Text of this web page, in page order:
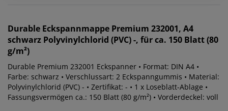
Durable Eckspannmappe Premium 232001, A4
schwarz Polyvinylchlorid (PVC) -, für ca. 150 Blatt (80
g/m²)
Durable Premium 232001 Eckspanner • Format: DIN A4 •
Farbe: schwarz • Verschlussart: 2 Eckspanngummis • Material:
Polyvinylchlorid (PVC) - • Zertifikat: - • 1 x Loseblatt-Ablage •
Fassungsvermögen ca.: 150 Blatt (80 g/m²) • Vorderdeckel: voll